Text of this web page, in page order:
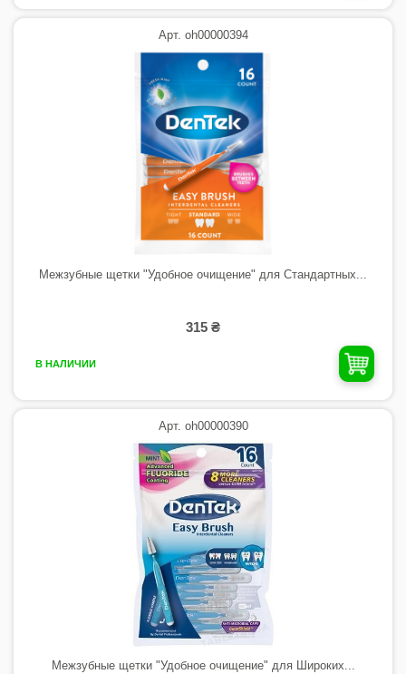
Арт. oh00000394
Межзубные щетки "Удобное очищение" для Стандартных...
315 ₴
В НАЛИЧИИ
Арт. oh00000390
Межзубные щетки "Удобное очищение" для Широких...